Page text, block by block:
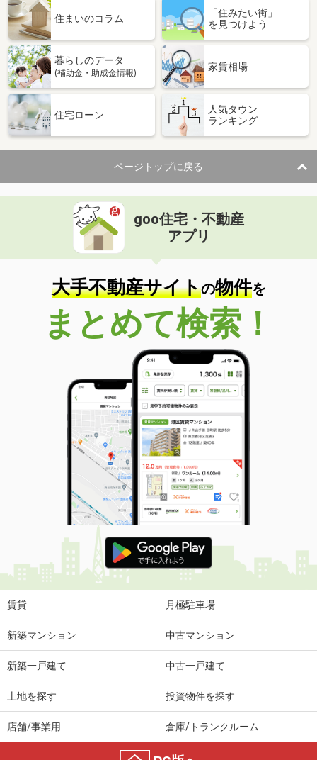
住まいのコラム
「住みたい街」
を見つけよう
暮らしのデータ
(補助金・助成金情報)
家賃相場
住宅ローン
人気タウン
ランキング
ページトップに戻る
goo住宅・不動産
アプリ
大手不動産サイトの物件を
まとめて検索！
賃貸 月極駐車場
新築マンション 中古マンション
新築一戸建て 中古一戸建て
土地を探す 投資物件を探す
店舗/事業用 倉庫/トランクルーム